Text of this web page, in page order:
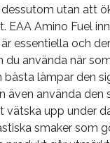
utan att
EAA Amino Fuel
essentiella och
du använda när
bästa lämpar den
även använda
upp under
smaker som